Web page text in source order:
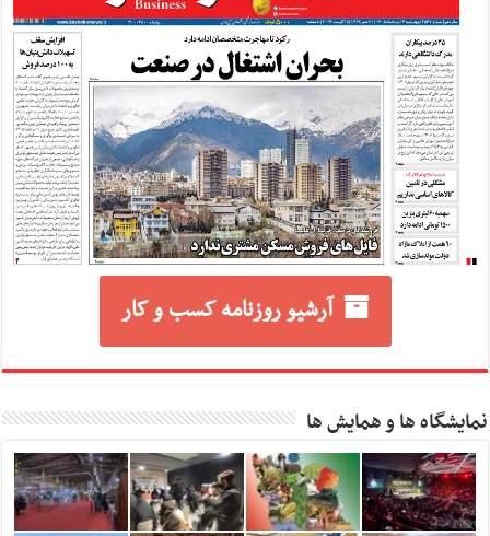
آرشیو روزنامه کسب و کار
نمایشگاه ها و همایش ها